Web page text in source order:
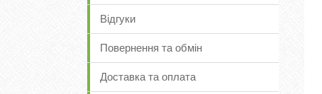
Відгуки
Повернення та обмін
Доставка та оплата